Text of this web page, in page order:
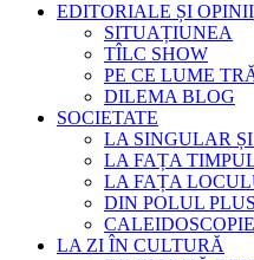
EDITORIALE ȘI OPINII
SITUAȚIUNEA
TÎLC SHOW
PE CE LUME
DILEMA BLOG
SOCIETATE
LA SINGULAR
LA FAȚA
LA FAȚA
DIN POLUL PLUS
CALEIDOSCOPIE
LA ZI ÎN CULTURĂ